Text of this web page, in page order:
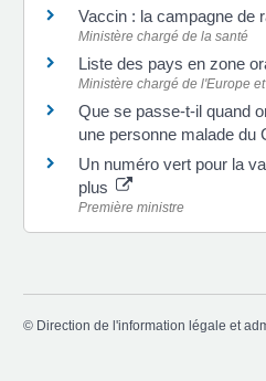
Vaccin : la campagne de
Ministère chargé de la santé
Liste des pays en zone
Ministère chargé de l'Europe
Que se passe-t-il quand
une personne malade du
Un numéro vert pour la
plus
Première ministre
© Direction de l'information légale et